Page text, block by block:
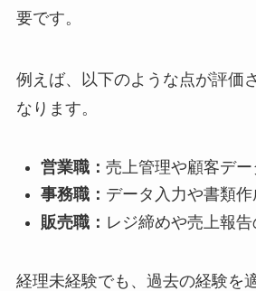
要です。
例えば、以下のような点が評価
なります。
営業職： 売上管理や顧客デ
事務職： データ入力や書類
販売職： レジ締めや売上報
経理未経験でも、過去の経験を